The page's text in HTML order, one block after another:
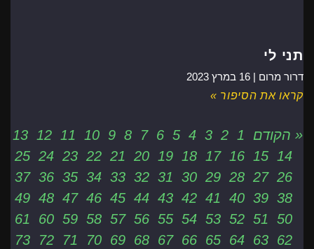
תני לי
דרור מרום | 16 במרץ 2023
קראו את הסיפור »
« הקודם 1
2
3
4
5
6
7
8
9
10
11
12
13
14
15
16
17
18
19
20
21
22
23
24
25
26
27
28
29
30
31
32
33
34
35
36
37
38
39
40
41
42
43
44
45
46
47
48
49
50
51
52
53
54
55
56
57
58
59
60
61
62
63
64
65
66
67
68
69
70
71
72
73